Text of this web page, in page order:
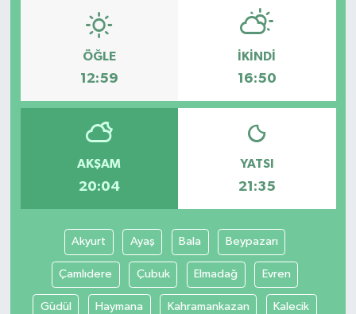
ÖĞLE
12:59
İKINDI
16:50
AKŞAM
20:04
YATSI
21:35
Akyurt Ayaş Bala Beypazarı
Çamlıdere Çubuk Elmadağ Evren
Güdül Haymana Kahramankazan Kalecik